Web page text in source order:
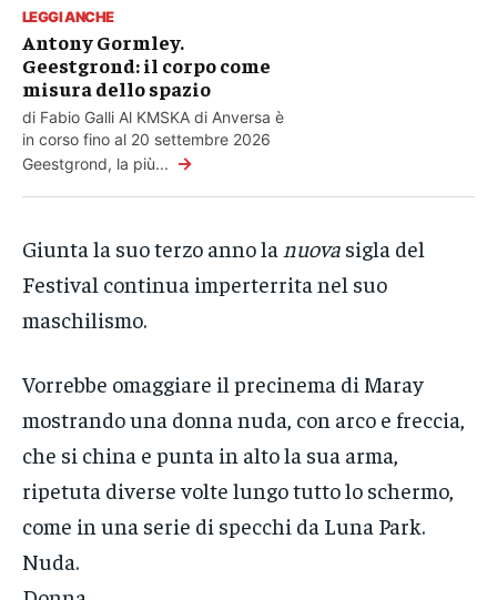
LEGGI ANCHE
Antony Gormley.
Geestgrond: il corpo come
misura dello spazio
di Fabio Galli Al KMSKA di Anversa è
in corso fino al 20 settembre 2026
Geestgrond, la più... →
Giunta la suo terzo anno la nuova sigla del
Festival continua imperterrita nel suo
maschilismo.
Vorrebbe omaggiare il precinema di Maray
mostrando una donna nuda, con arco e freccia,
che si china e punta in alto la sua arma,
ripetuta diverse volte lungo tutto lo schermo,
come in una serie di specchi da Luna Park.
Nuda.